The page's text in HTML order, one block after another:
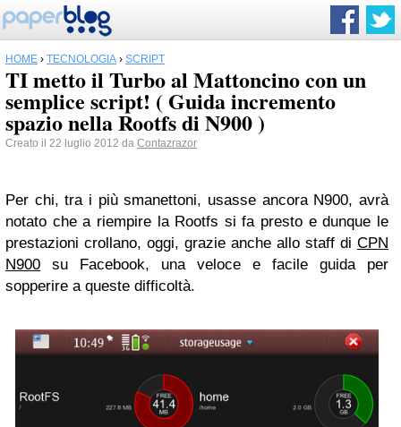
HOME › TECNOLOGIA › SCRIPT
TI metto il Turbo al Mattoncino con un
semplice script! ( Guida incremento
spazio nella Rootfs di N900 )
Creato il 22 luglio 2012 da Contazrazor
Per chi, tra i più smanettoni, usasse ancora N900, avrà
notato che a riempire la Rootfs si fa presto e dunque le
prestazioni crollano, oggi, grazie anche allo staff di CPN
N900 su Facebook, una veloce e facile guida per
sopperire a queste difficoltà.